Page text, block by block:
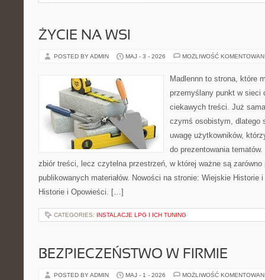
ŻYCIE NA WSI
POSTED BY ADMIN MAJ - 3 - 2026 MOŻLIWOŚĆ
Madlennn to strona, które
przemyślany punkt w sieci
ciekawych treści. Już
czymś osobistym, dlatego
uwagę użytkowników,
do prezentowania
zbiór treści, lecz czytelna przestrzeń, w której ważne są
publikowanych materiałów. Nowości na stronie: Wiejskie Historie
Historie i Opowieści. […]
CATEGORIES: INSTALACJE LPG I ICH TUNING
BEZPIECZEŃSTWO W FIRMIE
POSTED BY ADMIN MAJ - 1 - 2026 MOŻLIWOŚĆ